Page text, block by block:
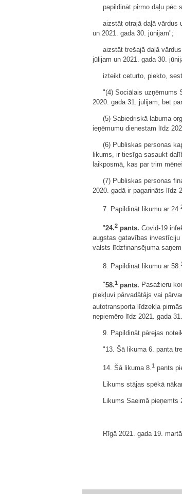
papildināt pirmo daļu pēc
aizstāt otrajā daļā vārdus
un 2021. gada 30. jūnijam";
aizstāt trešajā daļā
jūlijam un 2021. gada 30.
izteikt ceturto, piekto,
"(4) Sociālais uzņēmums
2020. gada 31. jūlijam, bet
(5) Sabiedriskā labuma
ieņēmumu dienestam līdz
(6) Publiskas personas
likums, ir tiesīga sasaukt
laikposmā, kas par trim
(7) Publiskas personas
2020. gadā ir pagarināts līdz
7. Papildināt likumu ar 24.
"24.2 pants. Covid-19
augstas gatavības
valsts līdzfinansējuma
8. Papildināt likumu ar 58.1
"58.1 pants. Pasažieru
piekļuvi pārvadātājs vai
autotransporta līdzekļa
nepiemēro līdz 2021. gada
9. Papildināt pārejas
"13. Šā likuma 6. panta
14. Šā likuma 8.1 pants
Likums stājas spēkā
Likums Saeimā pieņemts
Rīgā 2021. gada 19. martā